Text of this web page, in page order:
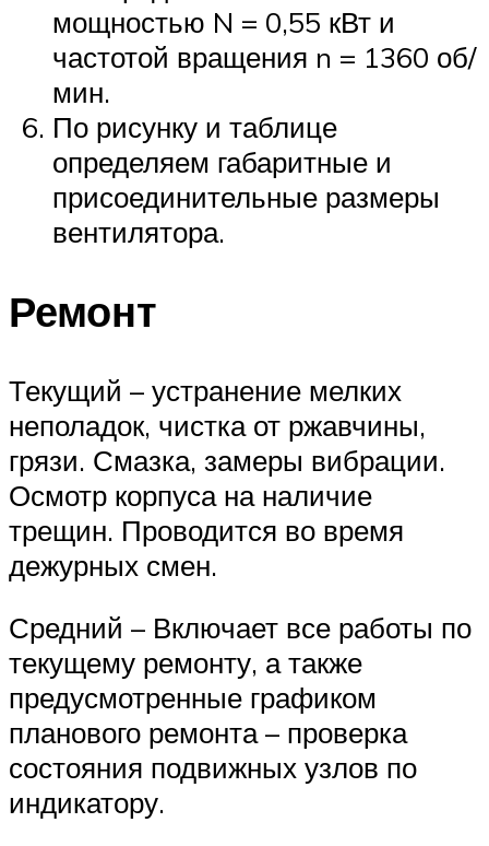
мощностью N = 0,55 кВт и
частотой вращения n = 1360 об/
мин.
По рисунку и таблице
определяем габаритные и
присоединительные размеры
вентилятора.
Ремонт
Текущий – устранение мелких
неполадок, чистка от ржавчины,
грязи. Смазка, замеры вибрации.
Осмотр корпуса на наличие
трещин. Проводится во время
дежурных смен.
Средний – Включает все работы по
текущему ремонту, а также
предусмотренные графиком
планового ремонта – проверка
состояния подвижных узлов по
индикатору.